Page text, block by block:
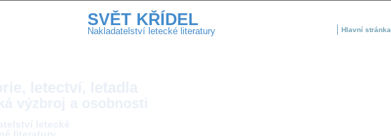
Hlavní stránka
SVĚT KŘÍDEL
Nakladatelství letecké literatury